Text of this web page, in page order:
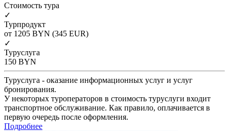
Cтоимость тура
✓
Турпродукт
от 1205 BYN (345 EUR)
✓
Туруслуга
150 BYN
Туруслуга - оказание информационных услуг и услуг
бронирования.
У некоторых туроператоров в стоимость туруслуги входит
транспортное обслуживание. Как правило, оплачивается в
первую очередь после оформления.
Подробнее